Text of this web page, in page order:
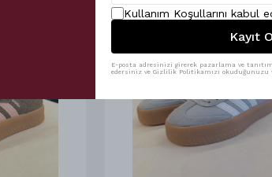
Kullanım Koşullarını kabul
Kayıt
E-posta adresinizi girerek pazarlama ve
edersiniz ve Gizlilik Politikamızı okuduğunuzu